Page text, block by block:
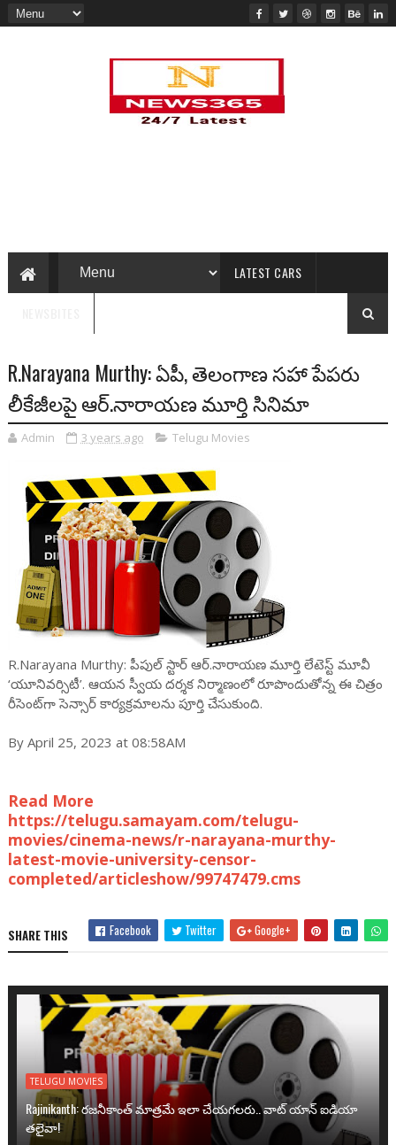
LATEST CARS
R.Narayana Murthy: ఏపీ, తెలంగాణ స‌హా పేప‌రు
లీకేజీల‌పై ఆర్‌.నారాయ‌ణ మూర్తి సినిమా
Admin 3 years ago Telugu Movies
R.Narayana Murthy: పీపుల్ స్టార్ ఆర్‌.నారాయ‌ణ మూర్తి లేటెస్ట్ మూవీ
‘యూనివర్సిటీ’. ఆయన స్వీయ దర్శక నిర్మాణంలో రూపొందుతోన్న ఈ చిత్రం
రీసెంట్‌గా సెన్సార్ కార్య‌క్ర‌మాల‌ను పూర్తి చేసుకుంది.
By April 25, 2023 at 08:58AM
Read More
https://telugu.samayam.com/telugu-
movies/cinema-news/r-narayana-murthy-
latest-movie-university-censor-
completed/articleshow/99747479.cms
SHARE THIS Facebook Twitter Google+
TELUGU MOVIES
Rajinikanth: రజనీకాంత్ మాత్రమే ఇలా చేయగలరు.. వాట్ యాన్ ఐడియా
తలైవా!